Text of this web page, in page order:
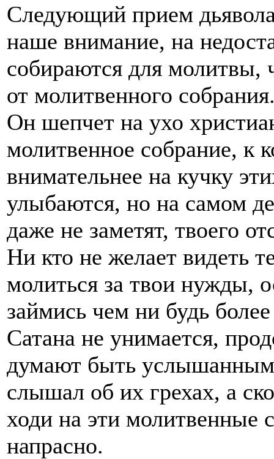
Следующий прием
наше внимание, на
собираются для молитвы,
от молитвенного
Он шепчет на ухо
молитвенное собрание, к
внимательнее на кучку
улыбаются, но на самом
даже не заметят, твоего
Ни кто не желает видеть
молиться за твои нужды,
займись чем ни будь
Сатана не унимается,
думают быть
слышал об их грехах, а
ходи на эти молитвенные
напрасно.